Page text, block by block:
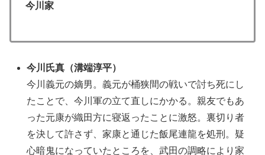
今川家
今川氏真（溝端淳平）
今川義元の嫡男。義元が桶狭間の戦いで討ち死にし
たことで、今川軍の立て直しにかかる。親友でもあ
った元康が織田方に寝返ったことに激怒。裏切り者
を決して許さず、家康と通じた飯尾連龍を処刑。疑
心暗鬼になっていたところを、武田の調略により家